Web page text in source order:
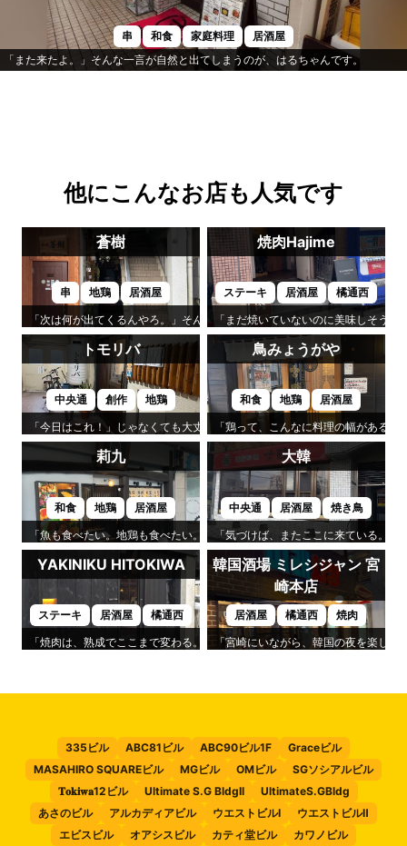
串 和食 家庭料理
居酒屋
「また来たよ。」そんな一言が自然と出てしまうのが、はるちゃんです。
他にこんなお店も人気です
蒼樹
串 地鶏
居酒屋
「次は何が出てくるんやろ。」そんな楽しみが続くのが「蒼樹」です。
焼肉Hajime
ステーキ 居酒屋
橘通西
「まだ焼いていないのに美味しそう
トモリバ
中央通 創作
地鶏
「今日はこれ！」じゃなくても大丈夫。それが「トモリバ」の心地よさです
鳥みょうがや
和食 地鶏
居酒屋
「鶏って、こんなに料理の幅がある
莉九
和食 地鶏
居酒屋
「魚も食べたい。地鶏も食べたい。」そんなわがままを叶えてくれるのが「
大韓
中央通 居酒屋
焼き鳥
「気づけば、またここに来ている。
YAKINIKU HITOKIWA
ステーキ 居酒屋
橘通西
「焼肉は、熟成でここまで変わる。」そんな驚きを味わえるのが「
韓国酒場 ミレシジャン 宮
崎本店
居酒屋 橘通西
焼肉
「宮崎にいながら、韓国の夜を楽し
335ビル ABC81ビル ABC90ビル1F
Graceビル
MASAHIRO SQUAREビル
MGビル OMビル
SGソシアルビル
𝐓𝐨𝐤𝐢𝐰𝐚12ビル
Ultimate S.G BldgII
UltimateS.GBldg
あさのビル
アルカディアビル ウエストビルⅠ
ウエストビルⅡ
エビスビル
オアシスビル カティ堂ビル
カワノビル